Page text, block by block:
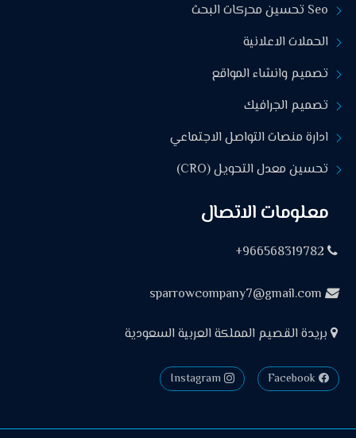
Seo تحسين محركات البحث
الحملات الاعلانية
تصميم وانشاء المواقع
تصميم الجرافيك
ادارة منصات التواصل الاجتماعي
تحسين معدل التحويل (CRO)
معلومات الاتصال
sparrowcompany7@gmail.com
بريدة القصيم المملكة العربية السعودية